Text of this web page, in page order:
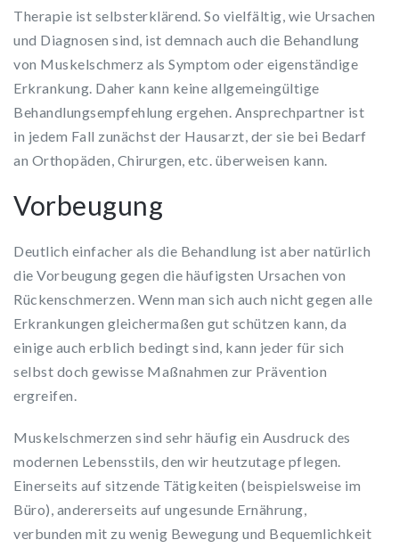
Therapie ist selbsterklärend. So vielfältig, wie Ursachen
und Diagnosen sind, ist demnach auch die Behandlung
von Muskelschmerz als Symptom oder eigenständige
Erkrankung. Daher kann keine allgemeingültige
Behandlungsempfehlung ergehen. Ansprechpartner ist
in jedem Fall zunächst der Hausarzt, der sie bei Bedarf
an Orthopäden, Chirurgen, etc. überweisen kann.
Vorbeugung
Deutlich einfacher als die Behandlung ist aber natürlich
die Vorbeugung gegen die häufigsten Ursachen von
Rückenschmerzen. Wenn man sich auch nicht gegen alle
Erkrankungen gleichermaßen gut schützen kann, da
einige auch erblich bedingt sind, kann jeder für sich
selbst doch gewisse Maßnahmen zur Prävention
ergreifen.
Muskelschmerzen sind sehr häufig ein Ausdruck des
modernen Lebensstils, den wir heutzutage pflegen.
Einerseits auf sitzende Tätigkeiten (beispielsweise im
Büro), andererseits auf ungesunde Ernährung,
verbunden mit zu wenig Bewegung und Bequemlichkeit